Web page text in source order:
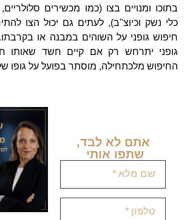
בתוכו ומנויים בצו (כמו מכשירים
כלי נשק וכיוצ"ב), לעתים גם יכול הצו
חיפוש גופני על השוהים במבנה או
גופני יתרחש רק אם קיים חשד שאותו
החיפוש מלכתחילה, מוסתר בפועל על גופו
אתם לא לבד,
שתפו אותי ​